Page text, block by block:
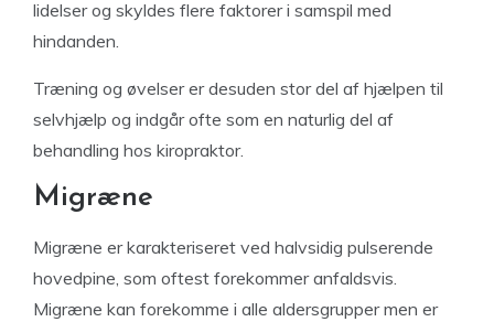
lidelser og skyldes flere faktorer i samspil med
hindanden.
Træning og øvelser er desuden stor del af hjælpen til
selvhjælp og indgår ofte som en naturlig del af
behandling hos kiropraktor.
Migræne
Migræne er karakteriseret ved halvsidig pulserende
hovedpine, som oftest forekommer anfaldsvis.
Migræne kan forekomme i alle aldersgrupper men er